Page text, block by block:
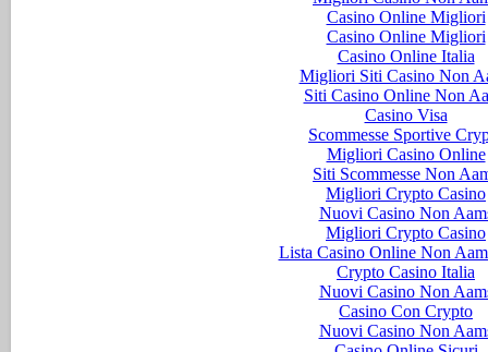
Casino Online Migliori
Casino Online Migliori
Casino Online Italia
Migliori Siti Casino Non
Siti Casino Online Non
Casino Visa
Scommesse Sportive
Migliori Casino Online
Siti Scommesse Non
Migliori Crypto Casino
Nuovi Casino Non
Migliori Crypto Casino
Lista Casino Online Non
Crypto Casino Italia
Nuovi Casino Non
Casino Con Crypto
Nuovi Casino Non